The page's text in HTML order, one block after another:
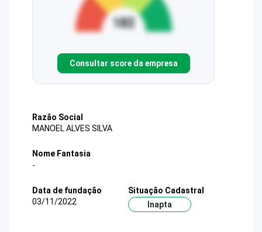
Consultar score da empresa
Razão Social
MANOEL ALVES SILVA
Nome Fantasia
-
Data de fundação
03/11/2022
Situação Cadastral
Inapta